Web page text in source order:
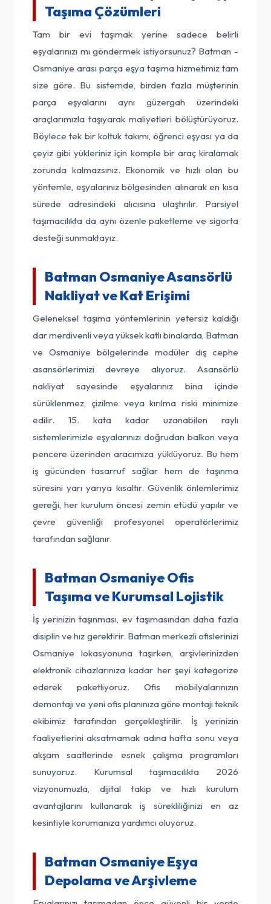
Taşıma Çözümleri
Tam bir evi taşımak yerine sadece belirli
eşyalarınızı mı göndermek istiyorsunuz? Batman -
Osmaniye arası parça eşya taşıma hizmetimiz tam
size göre. Bu sistemde, birden fazla müşterinin
parça eşyalarını aynı güzergah üzerindeki
araçlarımızla taşıyarak maliyetleri bölüştürüyoruz.
Böylece tek bir koltuk takımı, öğrenci eşyası ya da
çeyiz gibi yükleriniz için komple bir araç kiralamak
zorunda kalmazsınız. Ekonomik ve hızlı olan bu
yöntemle, eşyalarınız bölgesinden alınarak en kısa
sürede adresindeki alıcısına ulaştırılır. Parsiyel
taşımacılıkta da aynı özenle paketleme ve sigorta
desteği sunmaktayız.
Batman Osmaniye Asansörlü
Nakliyat ve Kat Erişimi
Geleneksel taşıma yöntemlerinin yetersiz kaldığı
dar merdivenli veya yüksek katlı binalarda, Batman
ve Osmaniye bölgelerinde modüler dış cephe
asansörlerimizi devreye alıyoruz. Asansörlü
nakliyat sayesinde eşyalarınız bina içinde
sürüklenmez, çizilme veya kırılma riski minimize
edilir. 15. kata kadar uzanabilen raylı
sistemlerimizle eşyalarınızı doğrudan balkon veya
pencere üzerinden aracımıza yüklüyoruz. Bu hem
iş gücünden tasarruf sağlar hem de taşınma
süresini yarı yarıya kısaltır. Güvenlik önlemlerimiz
gereği, her kurulum öncesi zemin etüdü yapılır ve
çevre güvenliği profesyonel operatörlerimiz
tarafından sağlanır.
Batman Osmaniye Ofis
Taşıma ve Kurumsal Lojistik
İş yerinizin taşınması, ev taşımasından daha fazla
disiplin ve hız gerektirir. Batman merkezli ofislerinizi
Osmaniye lokasyonuna taşırken, arşivlerinizden
elektronik cihazlarınıza kadar her şeyi kategorize
ederek paketliyoruz. Ofis mobilyalarınızın
demontajı ve yeni ofis planınıza göre montajı teknik
ekibimiz tarafından gerçekleştirilir. İş yerinizin
faaliyetlerini aksatmamak adına hafta sonu veya
akşam saatlerinde esnek çalışma programları
sunuyoruz. Kurumsal taşımacılıkta 2026
vizyonumuzla, dijital takip ve hızlı kurulum
avantajlarını kullanarak iş sürekliliğinizi en az
kesintiyle korumanıza yardımcı oluyoruz.
Batman Osmaniye Eşya
Depolama ve Arşivleme